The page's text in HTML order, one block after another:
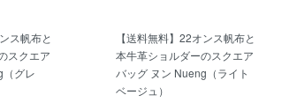
ス帆布と
スクエア
グレ
【送料無料】22オンス帆布と
本牛革ショルダーのスクエア
バッグ ヌン Nueng（ライト
ベージュ）